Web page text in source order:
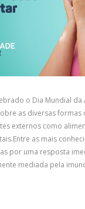
o Dia Mundial
as diversas formas
externos como
as mais
por uma resposta
mediada pela